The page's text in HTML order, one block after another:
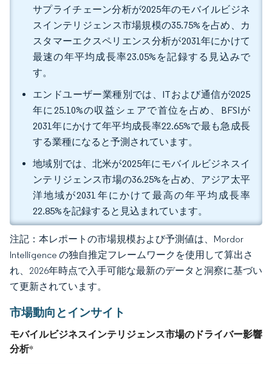
サプライチェーン分析が2025年のモバイルビジネ
スインテリジェンス市場規模の35.75%を占め、カ
スタマーエクスペリエンス分析が2031年にかけて
最速の年平均成長率23.05%を記録する見込みで
す。
エンドユーザー業種別では、ITおよび通信が2025
年に25.10%の収益シェアで首位を占め、BFSIが
2031年にかけて年平均成長率22.65%で最も急成長
する業種になると予測されています。
地域別では、北米が2025年にモバイルビジネスイ
ンテリジェンス市場の36.25%を占め、アジア太平
洋地域が2031年にかけて最高の年平均成長率
22.85%を記録すると見込まれています。
注記：本レポートの市場規模および予測値は、Mordor
Intelligence の独自推定フレームワークを使用して算出さ
れ、2026年時点で入手可能な最新のデータと洞察に基づい
て更新されています。
市場動向とインサイト
モバイルビジネスインテリジェンス市場のドライバー影響
分析*